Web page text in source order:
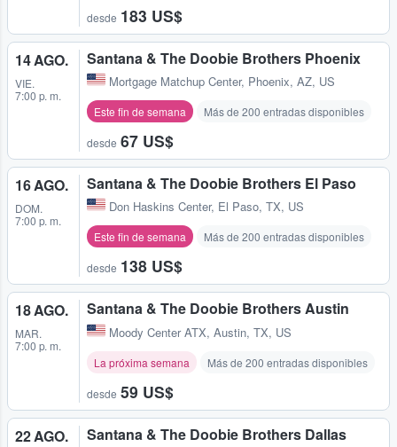
desde 183 US$
14 AGO.
VIE.
7:00 p. m.
Santana & The Doobie Brothers Phoenix
Mortgage Matchup Center, Phoenix, AZ, US
Este fin de semana Más de 200 entradas disponibles
desde 67 US$
16 AGO.
DOM.
7:00 p. m.
Santana & The Doobie Brothers El Paso
Don Haskins Center, El Paso, TX, US
Este fin de semana Más de 200 entradas disponibles
desde 138 US$
18 AGO.
MAR.
7:00 p. m.
Santana & The Doobie Brothers Austin
Moody Center ATX, Austin, TX, US
La próxima semana Más de 200 entradas disponibles
desde 59 US$
22 AGO. Santana & The Doobie Brothers Dallas